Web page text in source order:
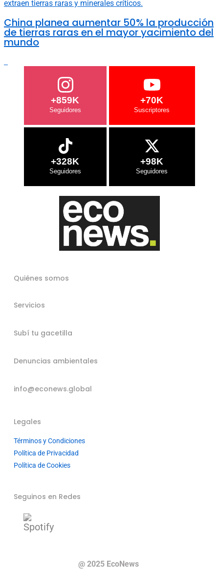
China planea aumentar 50% la producción
de tierras raras en el mayor yacimiento del
mundo
+859K +70K
+328K +98K
Quiénes somos
Servicios
Subí tu gacetilla
Denuncias ambientales
info@econews.global
Legales
Términos y Condiciones
Política de Privacidad
Política de Cookies
Seguinos en Redes
@ 2025 EcoNews